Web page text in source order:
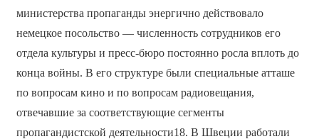
министерства пропаганды энергично действовало
немецкое посольство — численность сотрудников его
отдела культуры и пресс-бюро постоянно росла вплоть до
конца войны. В его структуре были специальные атташе
по вопросам кино и по вопросам радиовещания,
отвечавшие за соответствующие сегменты
пропагандистской деятельности18. В Швеции работали